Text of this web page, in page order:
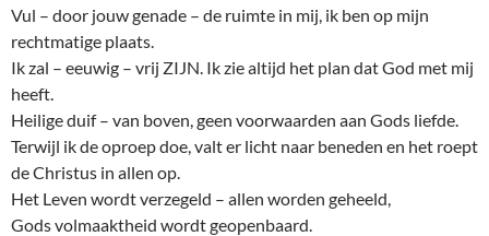
Vul – door jouw genade – de ruimte in mij, ik ben op mijn
rechtmatige plaats.
Ik zal – eeuwig – vrij ZIJN. Ik zie altijd het plan dat God met mij
heeft.
Heilige duif – van boven, geen voorwaarden aan Gods liefde.
Terwijl ik de oproep doe, valt er licht naar beneden en het roept
de Christus in allen op.
Het Leven wordt verzegeld – allen worden geheeld,
Gods volmaaktheid wordt geopenbaard.